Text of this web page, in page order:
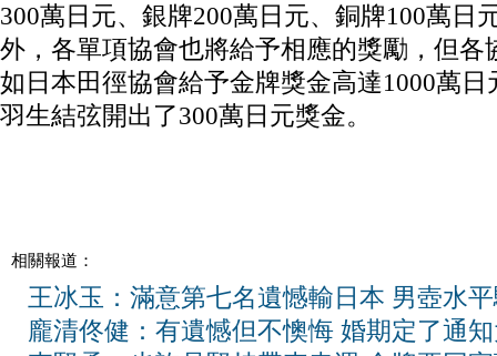
300萬日元、銀牌200萬日元、銅牌100萬日
外，各單項協會也將給予相應的獎勵，但各
如日本田徑協會給予金牌獎金高達1000萬
羽生結弦開出了300萬日元獎金。
相關報道：
王冰玉：滿意第七名遺憾輸日本 男壺水
龐清佟健：有遺憾但不懊悔 婚期定了通